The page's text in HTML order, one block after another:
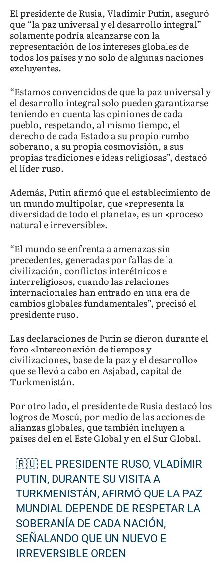
El presidente de Rusia, Vladímir Putin, aseguró
que “la paz universal y el desarrollo integral”
solamente podría alcanzarse con la
representación de los intereses globales de
todos los países y no solo de algunas naciones
excluyentes.
“Estamos convencidos de que la paz universal y
el desarrollo integral solo pueden garantizarse
teniendo en cuenta las opiniones de cada
pueblo, respetando, al mismo tiempo, el
derecho de cada Estado a su propio rumbo
soberano, a su propia cosmovisión, a sus
propias tradiciones e ideas religiosas”, destacó
el líder ruso.
Además, Putin afirmó que el establecimiento de
un mundo multipolar, que «representa la
diversidad de todo el planeta», es un «proceso
natural e irreversible».
“El mundo se enfrenta a amenazas sin
precedentes, generadas por fallas de la
civilización, conflictos interétnicos e
interreligiosos, cuando las relaciones
internacionales han entrado en una era de
cambios globales fundamentales”, precisó el
presidente ruso.
Las declaraciones de Putin se dieron durante el
foro «Interconexión de tiempos y
civilizaciones, base de la paz y el desarrollo»
que se llevó a cabo en Asjabad, capital de
Turkmenistán.
Por otro lado, el presidente de Rusia destacó los
logros de Moscú, por medio de las acciones de
alianzas globales, que también incluyen a
países del en el Este Global y en el Sur Global.
🇷🇺 EL PRESIDENTE RUSO, VLADÍMIR
PUTIN, DURANTE SU VISITA A
TURKMENISTÁN, AFIRMÓ QUE LA PAZ
MUNDIAL DEPENDE DE RESPETAR LA
SOBERANÍA DE CADA NACIÓN,
SEÑALANDO QUE UN NUEVO E
IRREVERSIBLE ORDEN